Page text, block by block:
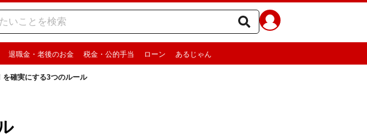
退職金・老後のお金 税金・公的手当 ローン あるじゃん
確実にする3つのルール